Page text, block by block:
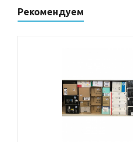
Рекомендуем